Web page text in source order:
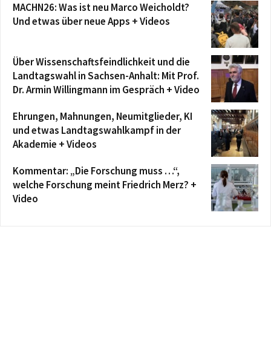
MACHN26: Was ist neu Marco Weicholdt?
Und etwas über neue Apps + Videos
Über Wissenschaftsfeindlichkeit und die
Landtagswahl in Sachsen-Anhalt: Mit Prof.
Dr. Armin Willingmann im Gespräch + Video
Ehrungen, Mahnungen, Neumitglieder, KI
und etwas Landtagswahlkampf in der
Akademie + Videos
Kommentar: „Die Forschung muss …“,
welche Forschung meint Friedrich Merz? +
Video